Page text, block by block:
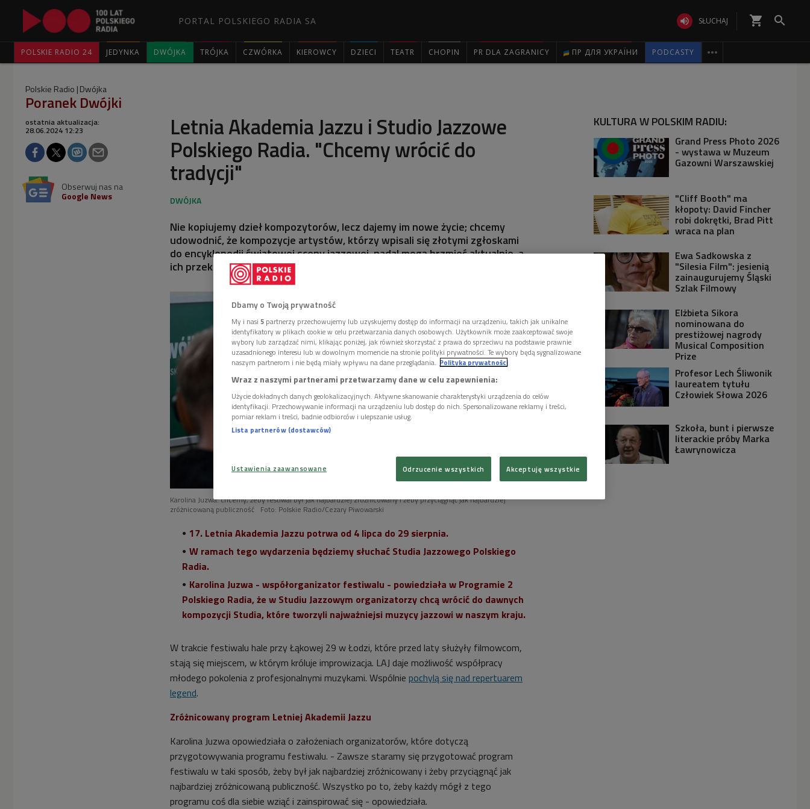
PORTAL POLSKIEGO RADIA SA  SŁUCHAJ shopping_cart 
POLSKIE RADIO 24 JEDYNKA DWÓJKA TRÓJKA CZWÓRKA KIEROWCY DZIECI TEATR CHOPIN PR DLA ZAGRANICY ПР ДЛЯ УКРАЇНИ PODCASTY 
Polskie Radio Dwójka
Poranek Dwójki
Letnia Akademia Jazzu i Studio Jazzowe
Polskiego Radia. "Chcemy wrócić do
tradycji"
ostatnia aktualizacja:
28.06.2024 12:23
Obserwuj nas na
Google News
Nie kopiujemy dzieł kompozytorów, lecz dajemy im nowe życie; chcemy
udowodnić, że kompozycje artystów, którzy wpisali się złotymi zgłoskami
do encyklopedii światowej sceny jazzowej, nadal mogą brzmieć aktualnie, a
ich przekaz jest ponadczasowy - deklarują twórcy Letniej Akademii Jazzu.
Karolina Juzwa: chcemy, żeby festiwal był jak najbardziej zróżnicowany i żeby przyciągnąć jak najbardziej
zróżnicowaną publiczność Foto: Polskie Radio/Cezary Piwowarski
17. Letnia Akademia Jazzu potrwa od 4 lipca do 29 sierpnia.
W ramach tego wydarzenia będziemy słuchać Studia Jazzowego Polskiego
Radia.
Karolina Juzwa - współorganizator festiwalu - powiedziała w Programie 2
Polskiego Radia, że w Studiu Jazzowym organizatorzy chcą wrócić do dawnych
kompozycji Studia, które tworzyli najważniejsi muzycy jazzowi w naszym kraju.
W trakcie festiwalu hale przy Łąkowej 29 w Łodzi, które przed laty służyły filmowcom,
stają się miejscem, w którym króluje improwizacja. LAJ daje możliwość współpracy
młodego pokolenia z profesjonalnymi muzykami. Wspólnie pochylą się nad repertuarem
legend.
Zróżnicowany program Letniej Akademii Jazzu
Karolina Juzwa opowiedziała o założeniach organizatorów, które dotyczą
przygotowywania programu festiwalu. - Zawsze staramy się przygotować program
festiwalu w taki sposób, żeby był jak najbardziej zróżnicowany i żeby przyciągnąć jak
najbardziej zróżnicowaną publiczność. Wszystko po to, żeby każdy mógł z tego
programu coś dla siebie wziąć i zainspirować się - opowiedziała.
KULTURA W POLSKIM RADIU:
Grand Press Photo 2026
- wystawa w Muzeum
Gazowni Warszawskiej
"Cliff Booth" ma
kłopoty: David Fincher
robi dokrętki, Brad Pitt
wraca na plan
Ewa Sadkowska z
"Silesia Film": jesienią
zainaugurujemy Śląski
Szlak Filmowy
Elżbieta Sikora
nominowana do
prestiżowej nagrody
Musical Composition
Prize
Profesor Lech Śliwonik
laureatem tytułu
Człowiek Słowa 2026
Szkoła, bunt i pierwsze
literackie próby Marka
Ławrynowicza
Dbamy o Twoją prywatność
My i nasi 5 partnerzy przechowujemy lub uzyskujemy dostęp do informacji na urządzeniu, takich jak unikalne
identyfikatory w plikach cookie w celu przetwarzania danych osobowych. Użytkownik może zaakceptować swoje
wybory lub zarządzać nimi, klikając poniżej, jak również skorzystać z prawa do sprzeciwu na podstawie prawnie
uzasadnionego interesu lub w dowolnym momencie na stronie polityki prywatności. Te wybory będą sygnalizowane
naszym partnerom i nie będą miały wpływu na dane przeglądania. Polityka prywatności
Wraz z naszymi partnerami przetwarzamy dane w celu zapewnienia:
Użycie dokładnych danych geolokalizacyjnych. Aktywne skanowanie charakterystyki urządzenia do celów
identyfikacji. Przechowywanie informacji na urządzeniu lub dostęp do nich. Spersonalizowane reklamy i treści,
pomiar reklam i treści, badnie odbiorców i ulepszanie usług.
Lista partnerów (dostawców)
Ustawienia zaawansowane Odrzucenie wszystkich Akceptuję wszystkie